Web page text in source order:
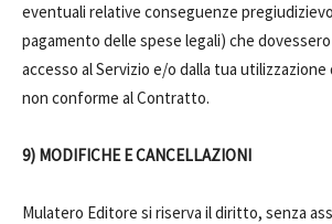
eventuali relative conseguenze
pagamento delle spese legali) che
accesso al Servizio e/o dalla tua
non conforme al Contratto.
9) MODIFICHE E CANCELLAZIONI
Mulatero Editore si riserva il diritto, senza